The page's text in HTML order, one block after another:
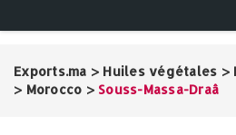
Exports.ma > Huiles végétales >
> Morocco > Souss-Massa-Draâ